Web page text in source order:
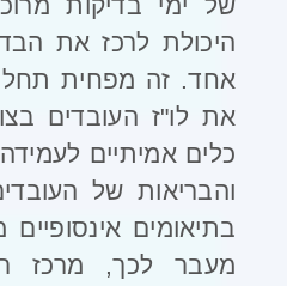
היכולת לרכז את
אחד. זה מפחית
את לו"ז העובדים
כלים אמיתיים
והבריאות של
בתיאומים אינסופיים
מעבר לכך, מרכז